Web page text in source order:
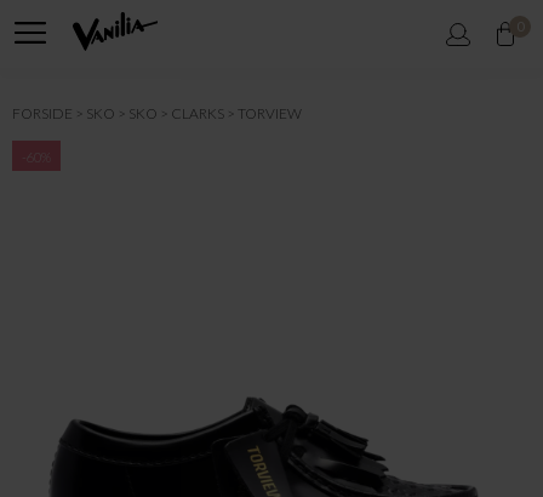
0
FORSIDE SKO SKO CLARKS TORVIEW
-60%